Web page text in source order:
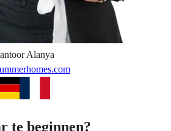
Alanya
te beginnen?